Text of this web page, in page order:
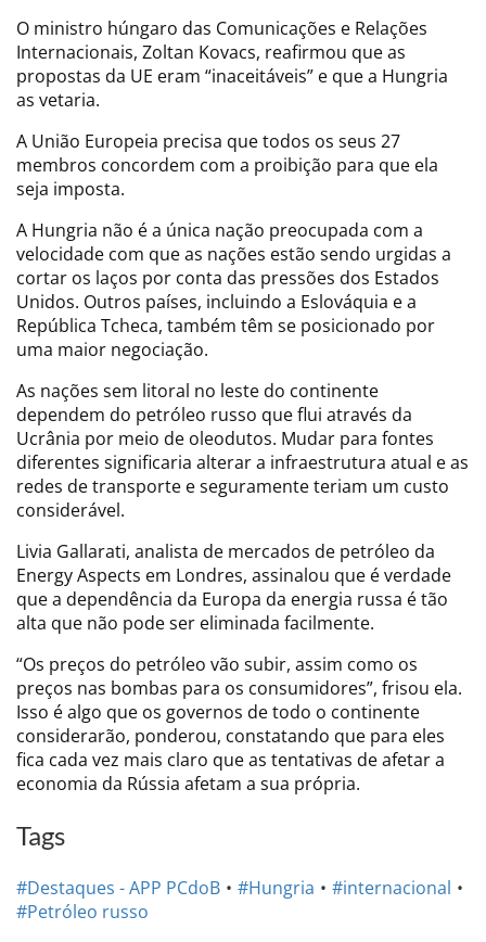
O ministro húngaro das Comunicações e Relações
Internacionais, Zoltan Kovacs, reafirmou que as
propostas da UE eram “inaceitáveis” e que a Hungria
as vetaria.
A União Europeia precisa que todos os seus 27
membros concordem com a proibição para que ela
seja imposta.
A Hungria não é a única nação preocupada com a
velocidade com que as nações estão sendo urgidas a
cortar os laços por conta das pressões dos Estados
Unidos. Outros países, incluindo a Eslováquia e a
República Tcheca, também têm se posicionado por
uma maior negociação.
As nações sem litoral no leste do continente
dependem do petróleo russo que flui através da
Ucrânia por meio de oleodutos. Mudar para fontes
diferentes significaria alterar a infraestrutura atual e as
redes de transporte e seguramente teriam um custo
considerável.
Livia Gallarati, analista de mercados de petróleo da
Energy Aspects em Londres, assinalou que é verdade
que a dependência da Europa da energia russa é tão
alta que não pode ser eliminada facilmente.
“Os preços do petróleo vão subir, assim como os
preços nas bombas para os consumidores”, frisou ela.
Isso é algo que os governos de todo o continente
considerarão, ponderou, constatando que para eles
fica cada vez mais claro que as tentativas de afetar a
economia da Rússia afetam a sua própria.
Tags
#Destaques - APP PCdoB #Hungria
#internacional
#Petróleo russo